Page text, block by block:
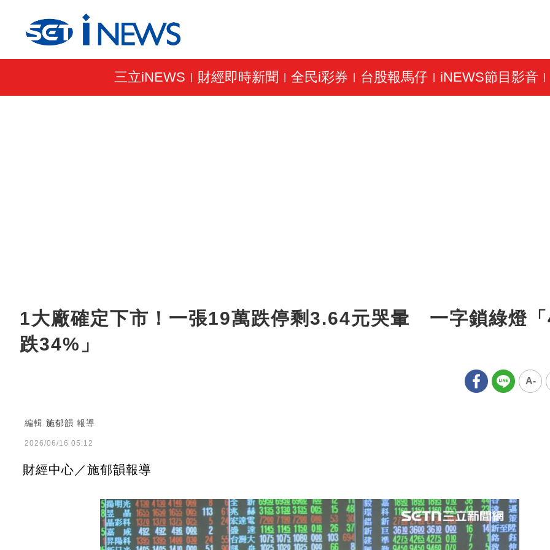
三立iNEWS 財經即時新聞 全民i彩券 台股報馬仔| iNEWS節目影音
1大廠確定下市！一張19萬跌停剩3.64元哭暈 一字鎖綠燈「
跌34%」
A-
編輯 施郁韻 報導
2026/06/16 05:12
財經中心／施郁韻報導